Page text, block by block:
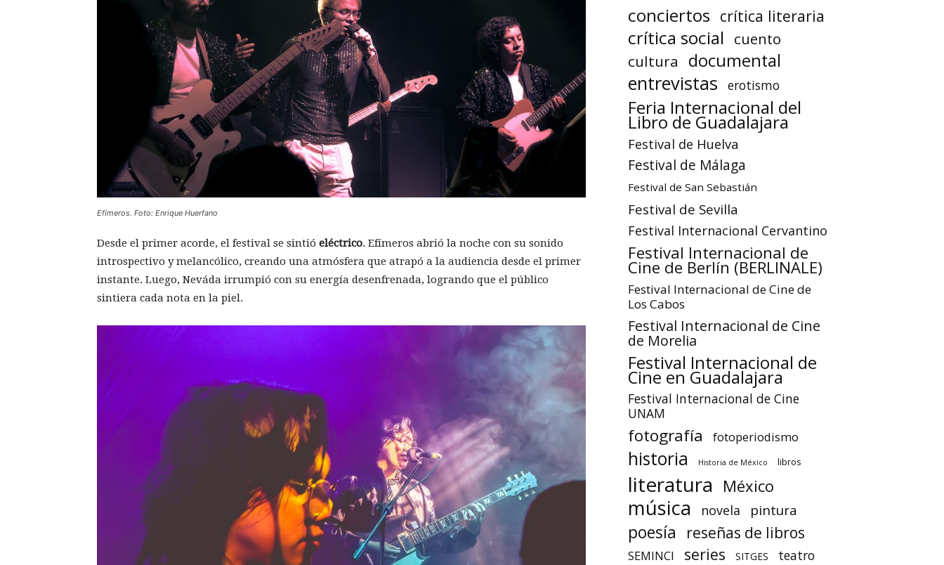
Efímeros. Foto: Enrique Huerfano
Desde el primer acorde, el festival se sintió eléctrico. Efímeros abrió la noche con su sonido
introspectivo y melancólico, creando una atmósfera que atrapó a la audiencia desde el primer
instante. Luego, Neváda irrumpió con su energía desenfrenada, logrando que el público
sintiera cada nota en la piel.
conciertos crítica literaria
crítica social
cuento
cultura
documental
entrevistas erotismo
Feria Internacional del
Libro de Guadalajara
Festival de Huelva
Festival de Málaga
Festival de San Sebastián
Festival de Sevilla
Festival Internacional Cervantino
Festival Internacional de
Cine de Berlín (BERLINALE)
Festival Internacional de Cine de
Los Cabos
Festival Internacional de Cine
de Morelia
Festival Internacional de
Cine en Guadalajara
Festival Internacional de Cine
UNAM
fotografía fotoperiodismo
historia Historia de México libros
literatura México
música novela pintura
poesía reseñas de libros
SEMINCI series SITGES teatro